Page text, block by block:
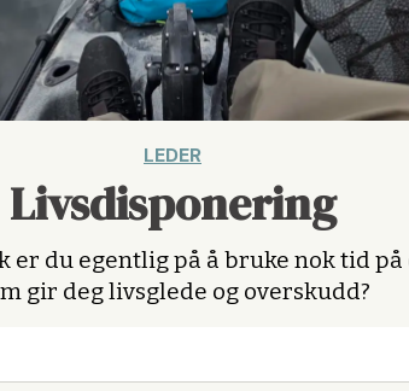
LEDER
Livsdisponering
er du egentlig på å bruke nok tid på
gir deg livsglede og overskudd?